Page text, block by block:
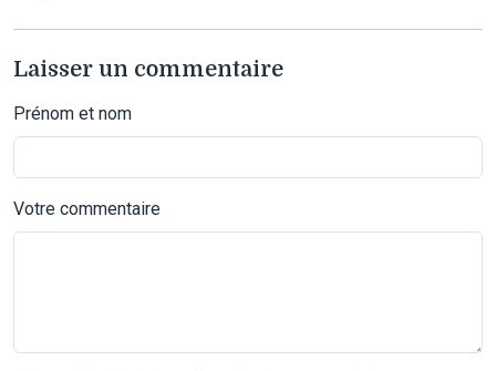
Laisser un commentaire
Prénom et nom
Votre commentaire